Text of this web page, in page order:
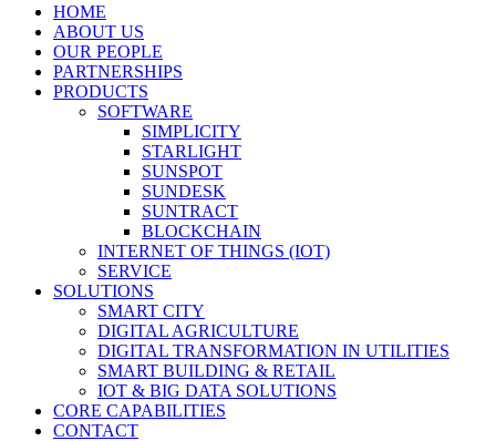
HOME
ABOUT US
OUR PEOPLE
PARTNERSHIPS
PRODUCTS
SOFTWARE
SIMPLICITY
STARLIGHT
SUNSPOT
SUNDESK
SUNTRACT
BLOCKCHAIN
INTERNET OF THINGS (IOT)
SERVICE
SOLUTIONS
SMART CITY
DIGITAL AGRICULTURE
DIGITAL TRANSFORMATION IN UTILITIES
SMART BUILDING & RETAIL
IOT & BIG DATA SOLUTIONS
CORE CAPABILITIES
CONTACT